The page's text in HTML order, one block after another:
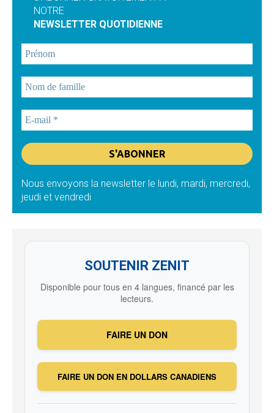
NOTRE
NEWSLETTER QUOTIDIENNE
Nous envoyons la newsletter le lundi, mardi, mercredi,
jeudi et vendredi
SOUTENIR ZENIT
Disponible pour tous en 4 langues, financé par les
lecteurs.
FAIRE UN DON
FAIRE UN DON EN DOLLARS CANADIENS